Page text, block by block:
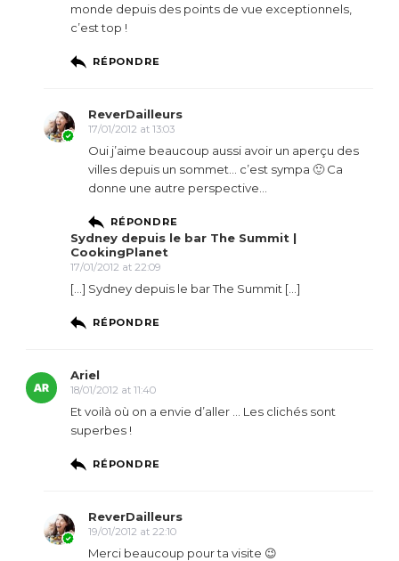
monde depuis des points de vue exceptionnels,
c’est top !
RÉPONDRE
ReverDailleurs
17/01/2012 at 13:03
Oui j’aime beaucoup aussi avoir un aperçu des
villes depuis un sommet… c’est sympa 🙂 Ca
donne une autre perspective…
RÉPONDRE
Sydney depuis le bar The Summit |
CookingPlanet
17/01/2012 at 22:09
[…] Sydney depuis le bar The Summit […]
RÉPONDRE
Ariel
18/01/2012 at 11:40
Et voilà où on a envie d’aller … Les clichés sont
superbes !
RÉPONDRE
ReverDailleurs
19/01/2012 at 22:10
Merci beaucoup pour ta visite 😉